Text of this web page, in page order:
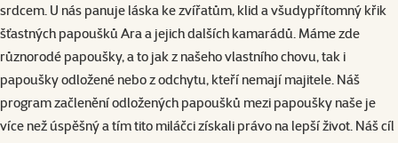
srdcem. U nás panuje láska ke zvířatům, klid a všudypřítomný křik
šťastných papoušků Ara a jejich dalších kamarádů. Máme zde
různorodé papoušky, a to jak z našeho vlastního chovu, tak i
papoušky odložené nebo z odchytu, kteří nemají majitele. Náš
program začlenění odložených papoušků mezi papoušky naše je
více než úspěšný a tím tito miláčci získali právo na lepší život. Náš cíl